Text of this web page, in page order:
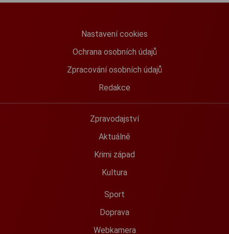
Nastavení cookies
Ochrana osobních údajů
Zpracování osobních údajů
Redakce
Zpravodajství
Aktuálně
Krimi západ
Kultura
Sport
Doprava
Webkamera